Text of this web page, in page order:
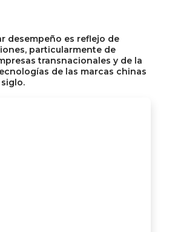
desempeño es reflejo de
particularmente de
transnacionales y de la
de las marcas chinas